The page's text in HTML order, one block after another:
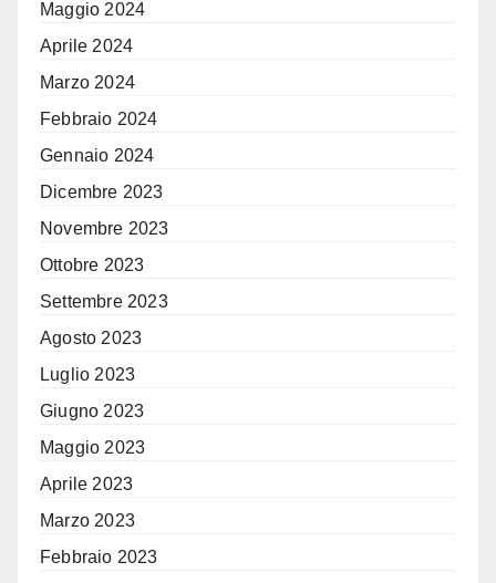
Maggio 2024
Aprile 2024
Marzo 2024
Febbraio 2024
Gennaio 2024
Dicembre 2023
Novembre 2023
Ottobre 2023
Settembre 2023
Agosto 2023
Luglio 2023
Giugno 2023
Maggio 2023
Aprile 2023
Marzo 2023
Febbraio 2023